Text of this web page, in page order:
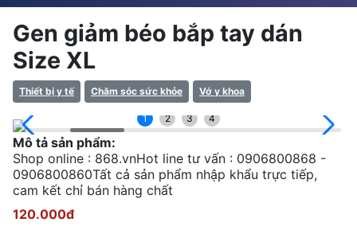
Gen giảm béo bắp tay dán
Size XL
Thiết bị y tế Chăm sóc sức khỏe Vớ y khoa
1 2 3 4
Mô tả sản phẩm:
Shop online : 868.vnHot line tư vấn : 0906800868 -
0906800860Tất cả sản phẩm nhập khẩu trực tiếp,
cam kết chỉ bán hàng chất
120.000đ